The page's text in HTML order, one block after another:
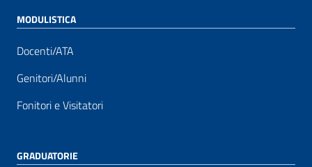
MODULISTICA
Docenti/ATA
Genitori/Alunni
Fonitori e Visitatori
GRADUATORIE